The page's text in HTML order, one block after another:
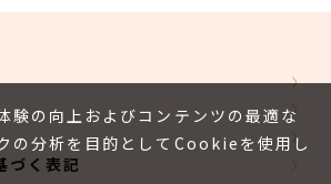
づく表記
験の向上およびコンテンツの最適な
の分析を目的としてCookieを使用し